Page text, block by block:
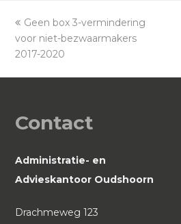
previous
post:
Geen box 3-vermindering
voor niet-bezwaarmakers
2017-2020
Contact
Administratie- en
Advieskantoor Oudshoorn
Drachmeweg 123